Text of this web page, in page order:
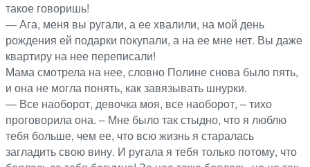
такое говоришь!
— Ага, меня вы ругали, а ее хвалили, на мой день
рождения ей подарки покупали, а на ее мне нет. Вы даже
квартиру на нее переписали!
Мама смотрела на нее, словно Полине снова было пять,
и она не могла понять, как завязывать шнурки.
— Все наоборот, девочка моя, все наоборот, – тихо
проговорила она. – Мне было так стыдно, что я люблю
тебя больше, чем ее, что всю жизнь я старалась
загладить свою вину. И ругала я тебя только потому, что